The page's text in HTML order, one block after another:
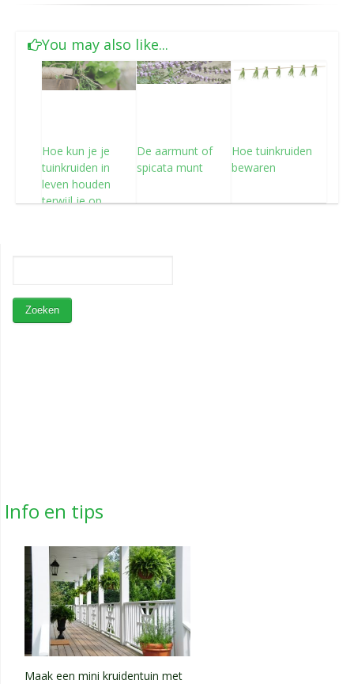
You may also like...
Hoe kun je je
tuinkruiden in
leven houden
terwijl je op
De aarmunt of
spicata munt
Hoe tuinkruiden
bewaren
Info en tips
Maak een mini kruidentuin met